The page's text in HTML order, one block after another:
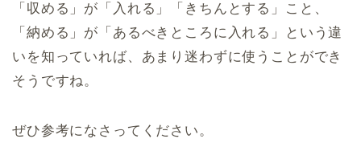
「収める」が「入れる」「きちんとする」こと、
「納める」が「あるべきところに入れる」という違
いを知っていれば、あまり迷わずに使うことができ
そうですね。
ぜひ参考になさってください。